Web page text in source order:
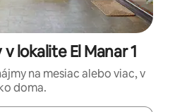
lokalite El Manar 1
na mesiac alebo viac, v
doma.